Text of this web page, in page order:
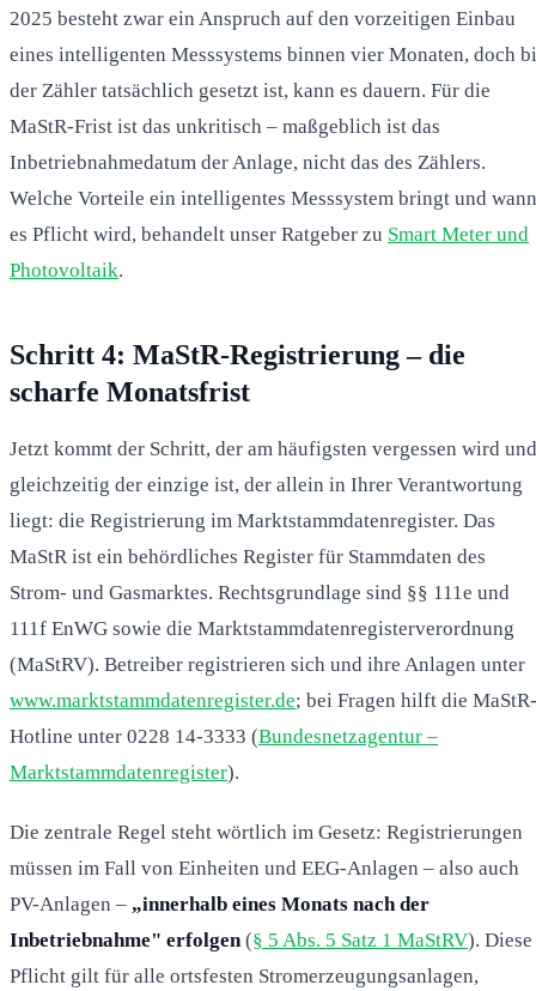
2025 besteht zwar ein Anspruch auf den vorzeitigen Einbau
eines intelligenten Messsystems binnen vier Monaten, doch
der Zähler tatsächlich gesetzt ist, kann es dauern. Für die
MaStR-Frist ist das unkritisch – maßgeblich ist das
Inbetriebnahmedatum der Anlage, nicht das des Zählers.
Welche Vorteile ein intelligentes Messsystem bringt und wann
es Pflicht wird, behandelt unser Ratgeber zu Smart Meter und
Photovoltaik.
Schritt 4: MaStR-Registrierung – die
scharfe Monatsfrist
Jetzt kommt der Schritt, der am häufigsten vergessen wird und
gleichzeitig der einzige ist, der allein in Ihrer Verantwortung
liegt: die Registrierung im Marktstammdatenregister. Das
MaStR ist ein behördliches Register für Stammdaten des
Strom- und Gasmarktes. Rechtsgrundlage sind §§ 111e und
111f EnWG sowie die Marktstammdatenregisterverordnung
(MaStRV). Betreiber registrieren sich und ihre Anlagen unter
www.marktstammdatenregister.de; bei Fragen hilft die MaStR-
Hotline unter 0228 14-3333 (Bundesnetzagentur –
Marktstammdatenregister).
Die zentrale Regel steht wörtlich im Gesetz: Registrierungen
müssen im Fall von Einheiten und EEG-Anlagen – also auch
PV-Anlagen – „innerhalb eines Monats nach der
Inbetriebnahme" erfolgen (§ 5 Abs. 5 Satz 1 MaStRV). Diese
Pflicht gilt für alle ortsfesten Stromerzeugungsanlagen,